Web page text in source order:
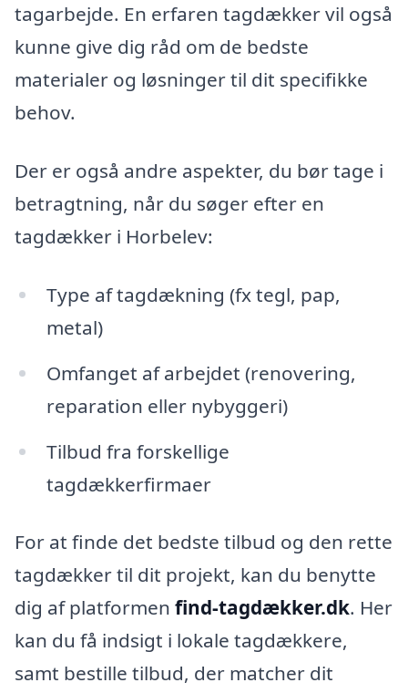
tagarbejde. En erfaren tagdækker vil også
kunne give dig råd om de bedste
materialer og løsninger til dit specifikke
behov.
Der er også andre aspekter, du bør tage i
betragtning, når du søger efter en
tagdækker i Horbelev:
Type af tagdækning (fx tegl, pap,
metal)
Omfanget af arbejdet (renovering,
reparation eller nybyggeri)
Tilbud fra forskellige
tagdækkerfirmaer
For at finde det bedste tilbud og den rette
tagdækker til dit projekt, kan du benytte
dig af platformen find-tagdækker.dk. Her
kan du få indsigt i lokale tagdækkere,
samt bestille tilbud, der matcher dit